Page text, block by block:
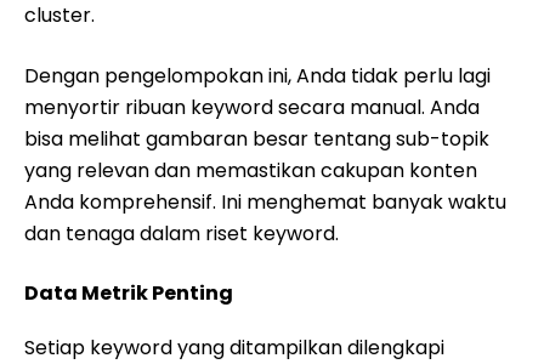
cluster.
Dengan pengelompokan ini, Anda tidak perlu lagi
menyortir ribuan keyword secara manual. Anda
bisa melihat gambaran besar tentang sub-topik
yang relevan dan memastikan cakupan konten
Anda komprehensif. Ini menghemat banyak waktu
dan tenaga dalam riset keyword.
Data Metrik Penting
Setiap keyword yang ditampilkan dilengkapi